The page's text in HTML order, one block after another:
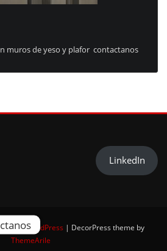
muros de yeso y plafor contactanos
LinkedIn
byWordPress | DecorPress theme by
ThemeArile